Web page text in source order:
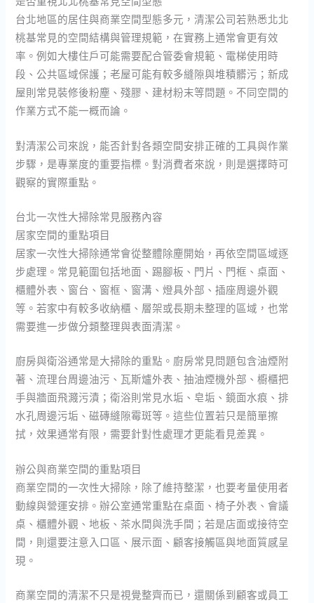
台北地區的居住與商業空間型態多元，清潔公司若熟悉北北
桃基常見的空間結構與管理規範，在實務上通常會更有效
率。例如大樓住戶可能需要配合管委會規範、電梯使用時
段、公共區域保護；老屋可能有較多縫隙與堆積髒污；新成
屋則常見裝修後粉塵、殘膠、建材粉末等問題。不同空間的
作業方式不能一概而論。
對清潔公司來說，能否針對各類空間安排正確的工具與作業
步驟，是專業度的重要指標。對消費者來說，則是選擇時可
觀察的實際重點。
台北一次性大掃除常見服務內容
居家空間的重點項目
居家一次性大掃除通常會從整體除塵開始，再依空間區域逐
步處理。常見範圍包括地面、踢腳板、門片、門框、桌面、
櫃體外表、窗台、窗框、窗溝、燈具外部、插座周邊外觀
等。若家中有較多收納櫃、層架或長期未整理的區域，也常
需要進一步做分類整理與表面清潔。
廚房與衛浴通常是大掃除的重點。廚房常見問題包含油煙附
著、流理台周邊油污、瓦斯爐外表、抽油煙機外部、櫥櫃把
手與牆面飛濺污漬；衛浴則常見水垢、皂垢、鏡面水痕、排
水孔周邊污垢、磁磚縫隙霉斑等。這些位置若只是簡單擦
拭，效果通常有限，需要針對性處理才更能看見差異。
辦公與商業空間的重點項目
商業空間的一次性大掃除，除了維持整潔，也要考量使用者
動線與營運安排。辦公室通常重點在桌面、椅子外表、會議
桌、櫃體外觀、地板、茶水間與洗手間；若是店面或接待空
間，則還要注意入口區、展示面、顧客接觸區與地面質感呈
現。
商業空間的清潔不只是視覺整齊而已，還關係到顧客或員工